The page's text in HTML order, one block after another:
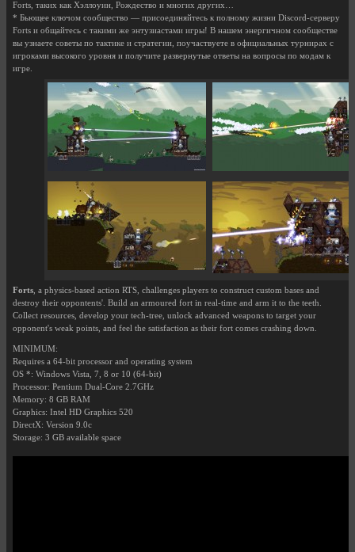
Forts, таких как Хэллоуин, Рождество и многих других…
* Бьющее ключом сообщество — присоединяйтесь к полному жизни Discord-серверу
Forts и общайтесь с такими же энтузиастами игры! В нашем энергичном сообществе
вы узнаете советы по тактике и стратегии, поучаствуете в официальных турнирах с
игроками высокого уровня и получите развернутые ответы на вопросы по модам к
игре.
Forts, a physics-based action RTS, challenges players to construct custom bases and
destroy their oppontents'. Build an armoured fort in real-time and arm it to the teeth.
Collect resources, develop your tech-tree, unlock advanced weapons to target your
opponent's weak points, and feel the satisfaction as their fort comes crashing down.
MINIMUM:
Requires a 64-bit processor and operating system
OS *: Windows Vista, 7, 8 or 10 (64-bit)
Processor: Pentium Dual-Core 2.7GHz
Memory: 8 GB RAM
Graphics: Intel HD Graphics 520
DirectX: Version 9.0c
Storage: 3 GB available space